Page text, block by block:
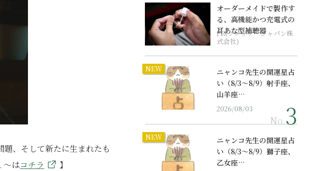
、そして新たに生まれたも
～はコチラ 】
オーダーメイドで製作す
る、高機能かつ充電式の
耳あな型補聴器
PR(ソノヴァ・ジャパン株
式会社)
NEW
ニャンコ先生の開運星占
い（8/3～8/9）射手座、
山羊座…
2026/08/03
No.
NEW
ニャンコ先生の開運星占
い（8/3～8/9）獅子座、
乙女座…